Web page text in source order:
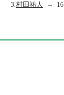
3. 村田祐人 → 16.